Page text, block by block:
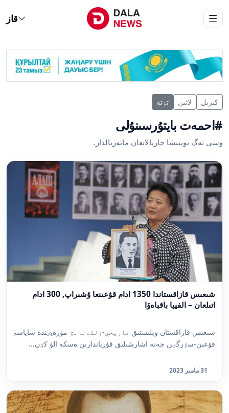
قاز
كىرىل لاتىن تٶتە
#احمەت بايتۇرسىنۇلى
وسى تەگ بويىنشا جاريالانعان ماتەريالدار.
شىعىس قازاقستاندا 1350 ادام قۋعىنعا ۇشىراپ, 300 ادام
اتىلعان – الفييا باقباەۆا
شىعىس قازاقستان وبلىستىق تاريحي-ٶلكەتانۋ مۋزەيٸندە ساياسي
قۋعىن-سٷرگٸن جەنە اشارشىلىق قۇرباندارىن ەسكە الۋ كٷن...
31 مامىر 2023